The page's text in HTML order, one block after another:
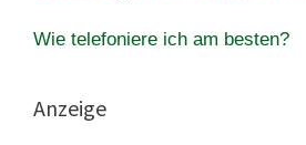
Wie telefoniere ich am besten?
Anzeige